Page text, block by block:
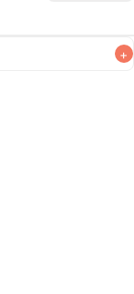
+
だくことをお